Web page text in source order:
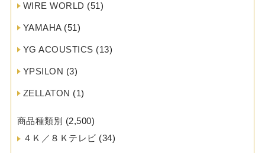
WIRE WORLD (51)
YAMAHA(51)
YG ACOUSTICS (13)
YPSILON (3)
ZELLATON (1)
商品種類別 (2,500)
４Ｋ／８Ｋテレビ (34)